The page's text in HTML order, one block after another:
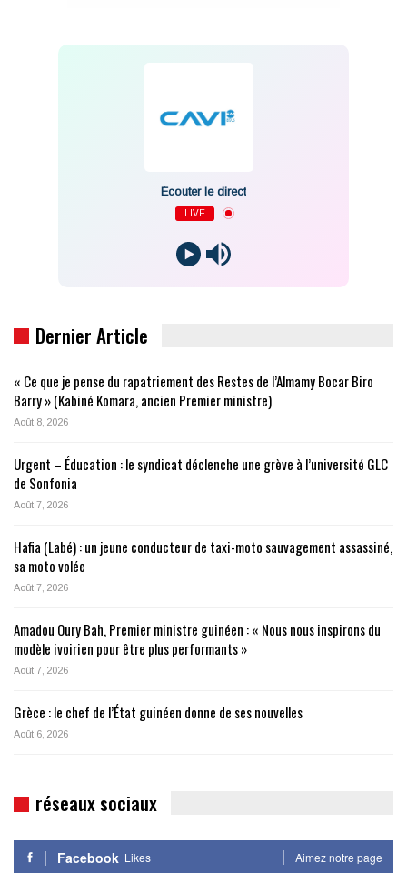
Écouter le direct
LIVE
Dernier Article
« Ce que je pense du rapatriement des Restes de l’Almamy Bocar Biro
Barry » (Kabiné Komara, ancien Premier ministre)
Août 8, 2026
Urgent – Éducation : le syndicat déclenche une grève à l’université GLC
de Sonfonia
Août 7, 2026
Hafia (Labé) : un jeune conducteur de taxi-moto sauvagement assassiné,
sa moto volée
Août 7, 2026
Amadou Oury Bah, Premier ministre guinéen : « Nous nous inspirons du
modèle ivoirien pour être plus performants »
Août 7, 2026
Grèce : le chef de l’État guinéen donne de ses nouvelles
Août 6, 2026
réseaux sociaux
Facebook Likes Aimez notre page